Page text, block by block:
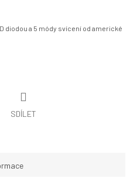
diodou a 5 módy svícení od americké
SDÍLET